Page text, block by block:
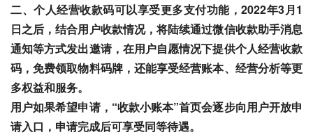
二、个人经营收款码可以享受更多支付功能，2022年3月1
日之后，结合用户收款情况，将陆续通过微信收款助手消息
通知等方式发出邀请，在用户自愿情况下提供个人经营收款
码，免费领取物料码牌，还能享受经营账本、经营分析等更
多权益和服务。
用户如果希望申请，“收款小账本”首页会逐步向用户开放申
请入口，申请完成后可享受同等待遇。